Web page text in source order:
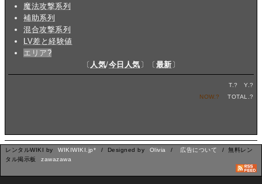
魔法攻撃系列
補助系列
混合攻撃系列
LV差と経験値
エリア?
〔 人気/今日人気 〕〔 最新 〕
T.? Y.?
NOW.? TOTAL.?
レンタルWIKI by WIKIWIKI.jp* / Designed by Olivia / 広告について
/ 無料レン
タル掲示板
zawazawa